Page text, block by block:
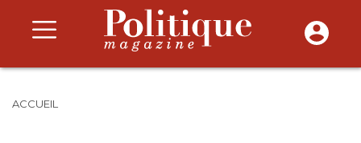
ACCUEIL